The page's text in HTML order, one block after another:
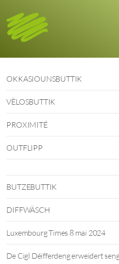
OKKASIOUNSBUTTIK
VËLOSBUTTIK
PROXIMITÉ
OUTFLIPP
BUTZEBUTTIK
DIFFWÄSCH
Luxembourg Times 8 mai 2024
De Cigl Déifferdeng erweidert